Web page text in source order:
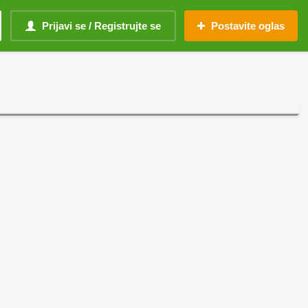
Prijavi se / Registrujte se Postavite oglas